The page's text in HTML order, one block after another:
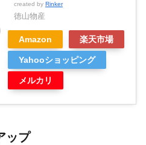
created by Rinker
徳山物産
Amazon 楽天市場
Yahooショッピング
メルカリ
ップ